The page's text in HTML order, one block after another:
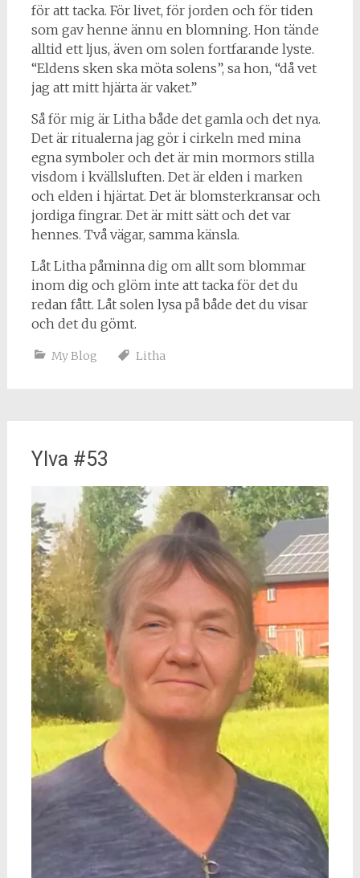
för att tacka. För livet, för jorden och för tiden
som gav henne ännu en blomning. Hon tände
alltid ett ljus, även om solen fortfarande lyste.
“Eldens sken ska möta solens”, sa hon, “då vet
jag att mitt hjärta är vaket.”
Så för mig är Litha både det gamla och det nya.
Det är ritualerna jag gör i cirkeln med mina
egna symboler och det är min mormors stilla
visdom i kvällsluften. Det är elden i marken
och elden i hjärtat. Det är blomsterkransar och
jordiga fingrar. Det är mitt sätt och det var
hennes. Två vägar, samma känsla.
Låt Litha påminna dig om allt som blommar
inom dig och glöm inte att tacka för det du
redan fått. Låt solen lysa på både det du visar
och det du gömt.
My Blog Litha
Ylva #53